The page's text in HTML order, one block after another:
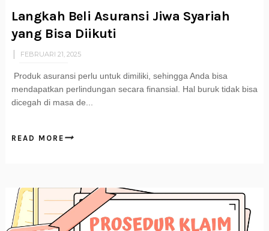
Langkah Beli Asuransi Jiwa Syariah
yang Bisa Diikuti
FEBRUARI 21, 2025
Produk asuransi perlu untuk dimiliki, sehingga Anda bisa
mendapatkan perlindungan secara finansial. Hal buruk tidak bisa
dicegah di masa de...
READ MORE